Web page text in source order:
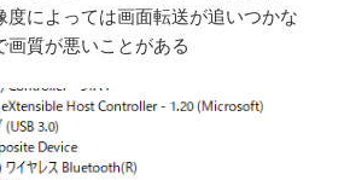
度によっては画面転送が追いつかな
画質が悪いことがある